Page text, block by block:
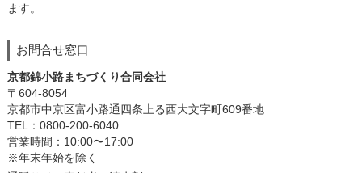
ます。
お問合せ窓口
京都錦小路まちづくり合同会社
〒604-8054
京都市中京区富小路通四条上る西大文字町609番地
TEL：0800-200-6040
営業時間：10:00〜17:00
※年末年始を除く